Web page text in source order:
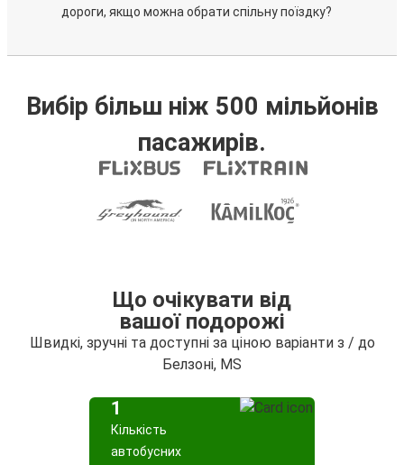
дороги, якщо можна обрати спільну поїздку?
Вибір більш ніж 500 мільйонів
пасажирів.
Що очікувати від
вашої подорожі
Швидкі, зручні та доступні за ціною варіанти з / до
Белзоні, MS
1
Кількість
автобусних